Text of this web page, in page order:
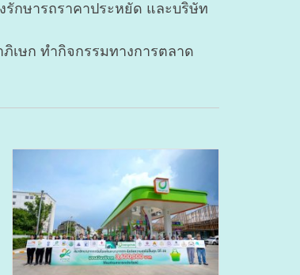
รักษารถราคาประหยัด และบริษัท
เษก ทำกิจกรรมทางการตลาด